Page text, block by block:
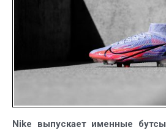
Nike выпускает именные бутсы